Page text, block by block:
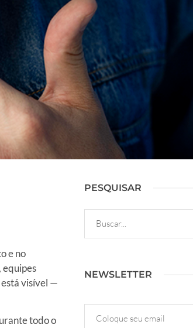
e no
equipes
está visível —
todo o
PESQUISAR
NEWSLETTER